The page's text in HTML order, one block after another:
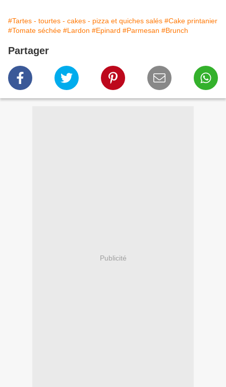
#Tartes - tourtes - cakes - pizza et quiches salés #Cake printanier
#Tomate séchée #Lardon #Epinard #Parmesan #Brunch
Partager
Publicité